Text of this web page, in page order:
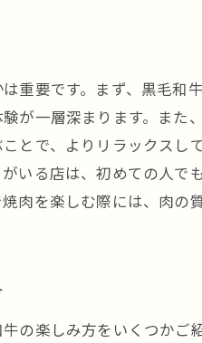
焼肉店の雰囲気が
コストパフォーマ
黒川駅周辺の隠れ
焼肉店での特別サ
黒毛和牛の部位を
重要です。まず、黒毛
が一層深まります。ま
とで、よりリラックス
いる店は、初めての人
肉を楽しむ際には、肉
の楽しみ方をいくつか